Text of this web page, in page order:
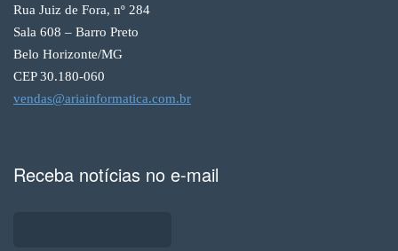
Rua Juiz de Fora, nº 284
Sala 608 – Barro Preto
Belo Horizonte/MG
CEP 30.180-060
vendas@ariainformatica.com.br
Receba notícias no e-mail